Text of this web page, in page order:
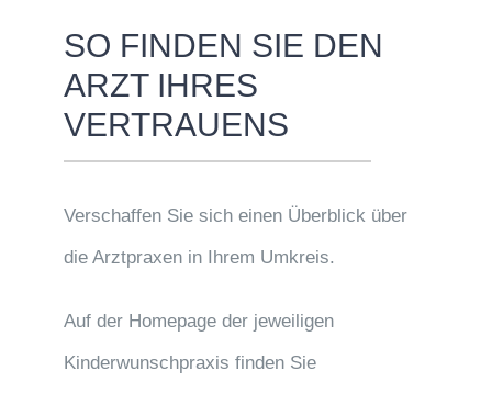
SO FINDEN SIE DEN
ARZT IHRES
VERTRAUENS
Verschaffen Sie sich einen Überblick über
die Arztpraxen in Ihrem Umkreis.
Auf der Homepage der jeweiligen
Kinderwunschpraxis finden Sie